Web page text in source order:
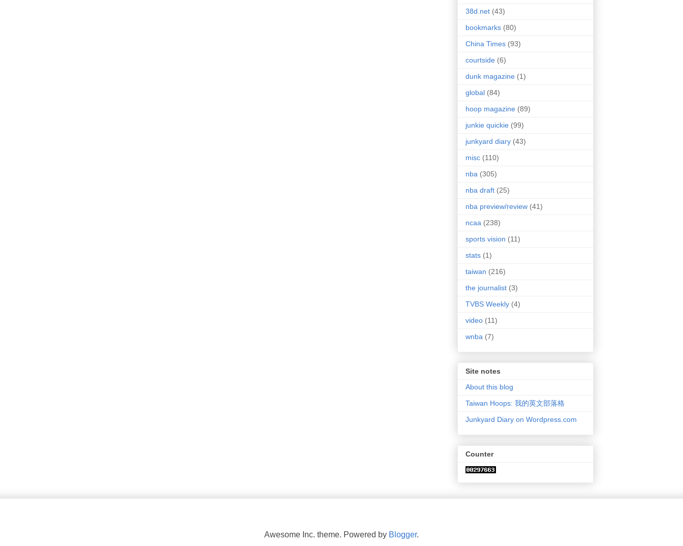
38d.net (43)
bookmarks (80)
China Times (93)
courtside (6)
dunk magazine (1)
global (84)
hoop magazine (89)
junkie quickie (99)
junkyard diary (43)
misc (110)
nba (305)
nba draft (25)
nba preview/review (41)
ncaa (238)
sports vision (11)
stats (1)
taiwan (216)
the journalist (3)
TVBS Weekly (4)
video (11)
wnba (7)
Site notes
About this blog
Taiwan Hoops: 我的英文部落格
Junkyard Diary on Wordpress.com
Counter
Awesome Inc. theme. Powered by Blogger.